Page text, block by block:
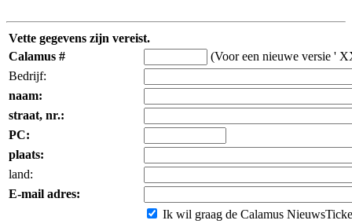
Vette gegevens zijn vereist.
Calamus #
(Voor een nieuwe versie '
Bedrijf:
naam:
straat, nr.:
PC:
plaats:
land:
E-mail adres:
Ik wil graag de Calamus